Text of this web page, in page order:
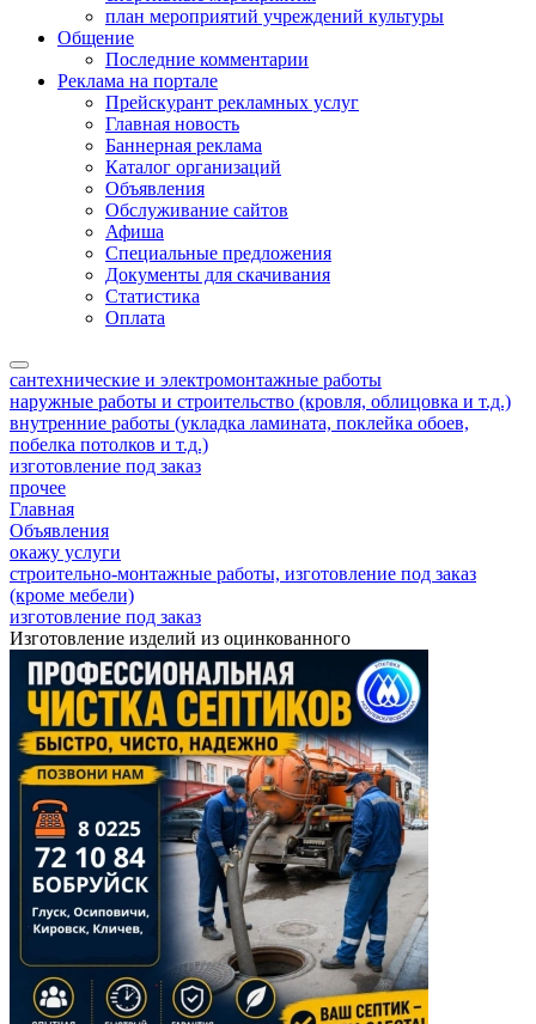
план мероприятий учреждений культуры
Общение
Последние комментарии
Реклама на портале
Прейскурант рекламных услуг
Главная новость
Баннерная реклама
Каталог организаций
Объявления
Обслуживание сайтов
Афиша
Специальные предложения
Документы для скачивания
Статистика
Оплата
сантехнические и электромонтажные работы
наружные работы и строительство (кровля, облицовка и т.д.)
внутренние работы (укладка ламината, поклейка обоев,
побелка потолков и т.д.)
изготовление под заказ
прочее
Главная
Объявления
окажу услуги
строительно-монтажные работы, изготовление под заказ
(кроме мебели)
изготовление под заказ
Изготовление изделий из оцинкованного